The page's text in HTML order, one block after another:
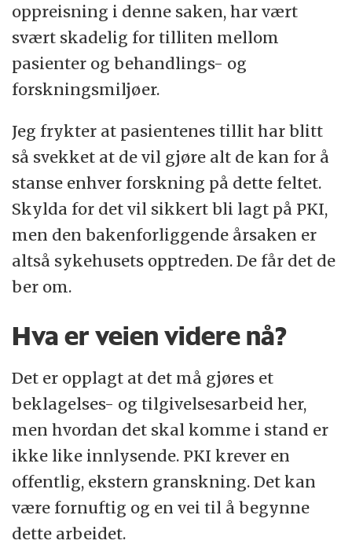
oppreisning i denne saken, har vært
svært skadelig for tilliten mellom
pasienter og behandlings- og
forskningsmiljøer.
Jeg frykter at pasientenes tillit har blitt
så svekket at de vil gjøre alt de kan for å
stanse enhver forskning på dette feltet.
Skylda for det vil sikkert bli lagt på PKI,
men den bakenforliggende årsaken er
altså sykehusets opptreden. De får det de
ber om.
Hva er veien videre nå?
Det er opplagt at det må gjøres et
beklagelses- og tilgivelsesarbeid her,
men hvordan det skal komme i stand er
ikke like innlysende. PKI krever en
offentlig, ekstern granskning. Det kan
være fornuftig og en vei til å begynne
dette arbeidet.